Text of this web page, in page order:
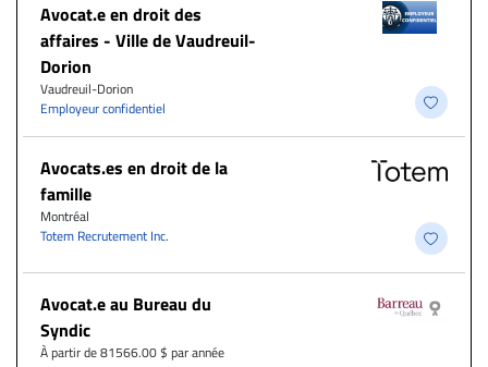
Avocat.e en droit des
affaires - Ville de Vaudreuil-
Dorion
Vaudreuil-Dorion
Employeur confidentiel
Avocats.es en droit de la
famille
Montréal
Totem Recrutement Inc.
Avocat.e au Bureau du
Syndic
À partir de 81566.00 $ par année